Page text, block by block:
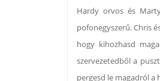
Hardy orvos és
pofonegyszerű. Chris
hogy kihozhasd
szervezetedből a
pergesd le magadról a